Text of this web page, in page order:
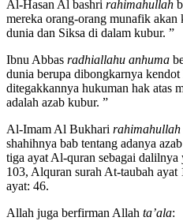
Al-Hasan Al bashrirahimahullah
mereka orang-orang munafik akan
Ibnu Abbasradhiallahu anhuma
dunia berupa dibongkarnya
ditegakkannya hukuman hak atas
Al-Imam Al Bukharirahimahullah
shahihnya bab tentang adanya
tiga ayat Al-quran sebagai dalilnya
103, Alquran surah At-taubah ayat